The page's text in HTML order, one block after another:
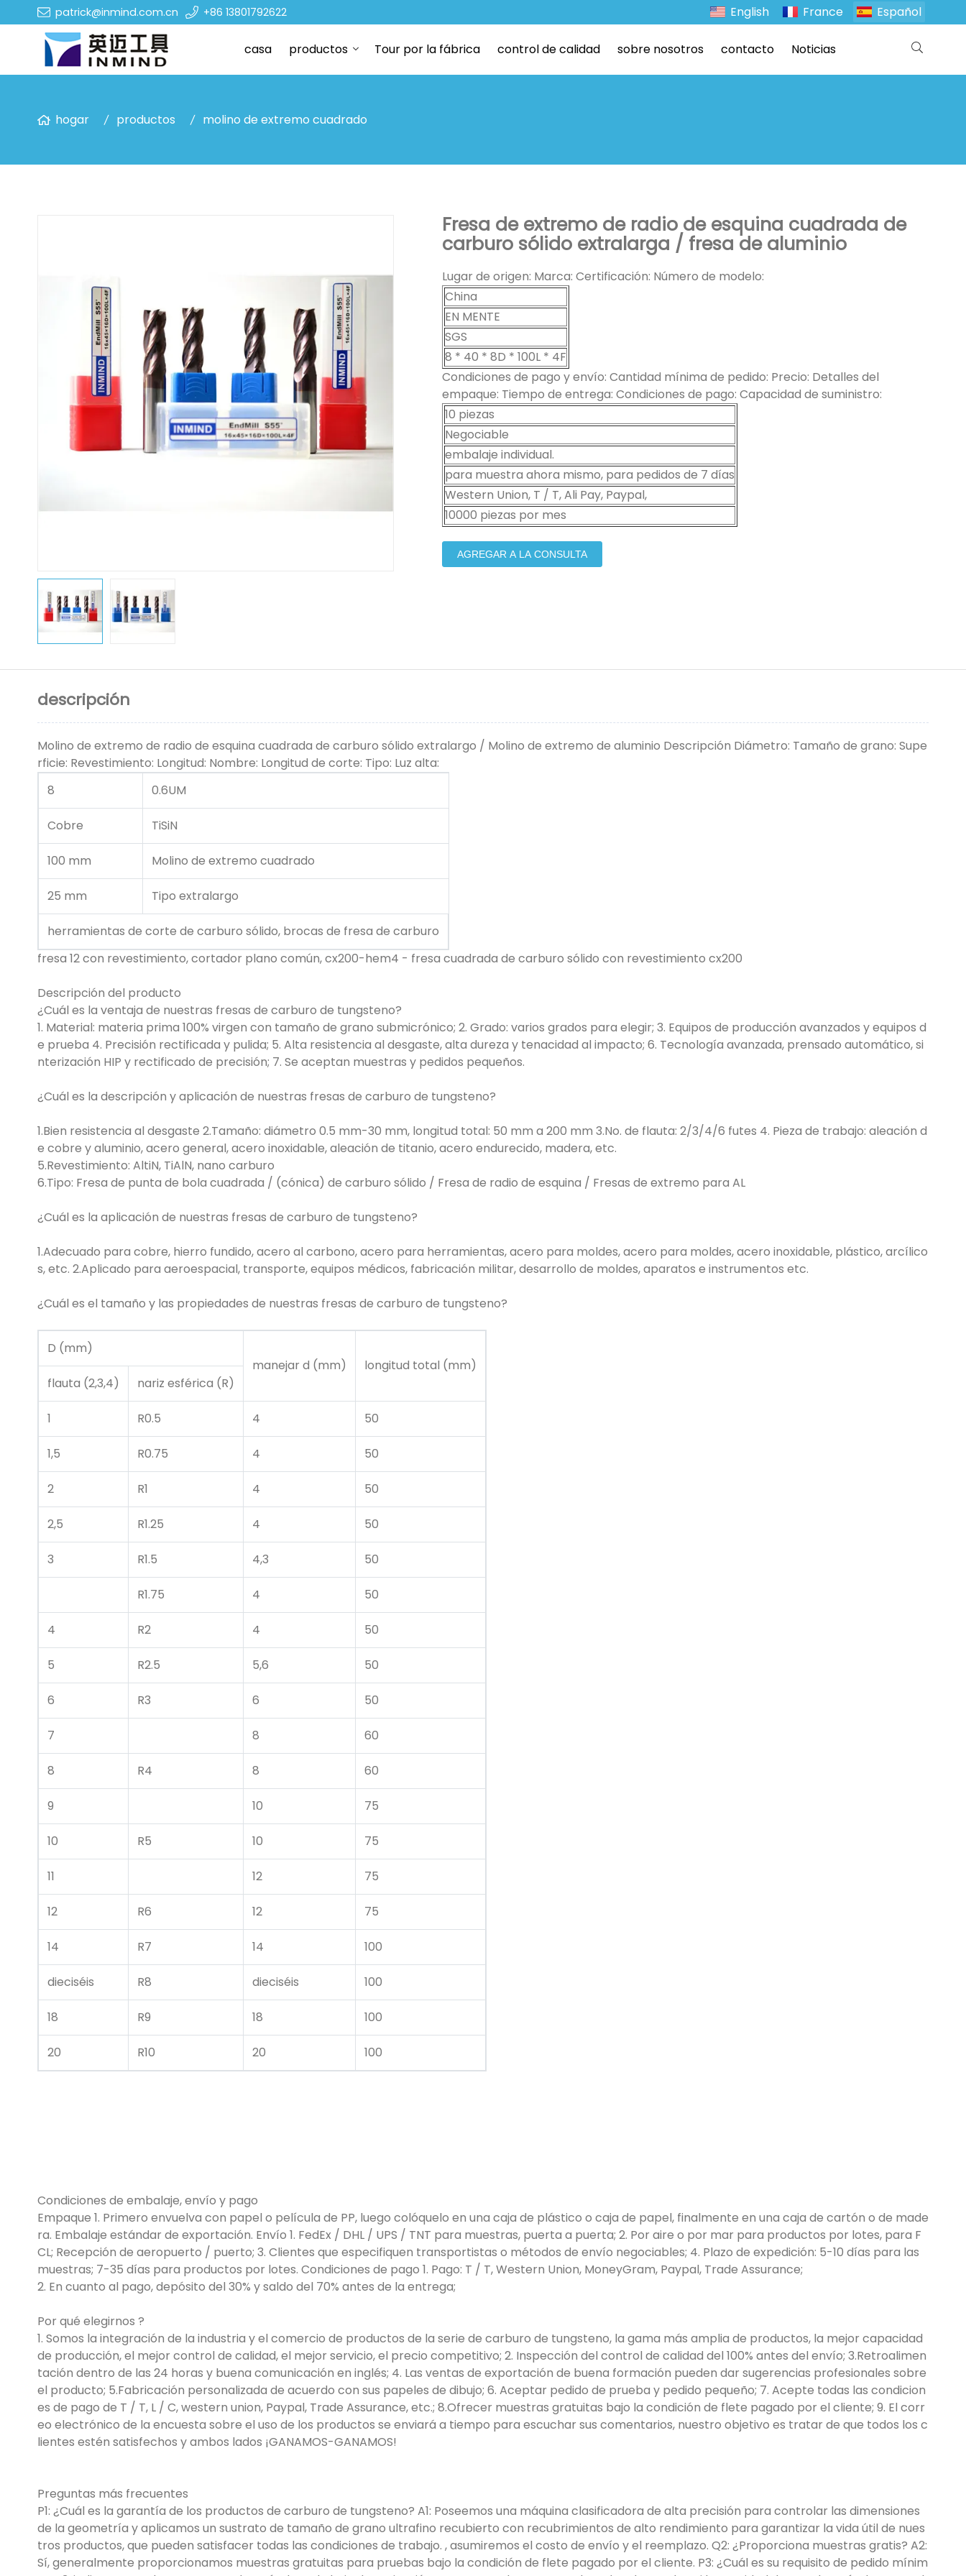
patrick@inmind.com.cn +86 13801792622 English France Español
casa productos Tour por la fábrica control de calidad sobre nosotros contacto Noticias
hogar productos molino de extremo cuadrado
Fresa de extremo de radio de esquina cuadrada de
carburo sólido extralarga / fresa de aluminio
Lugar de origen: Marca: Certificación: Número de modelo:
China
EN MENTE
SGS
8 * 40 * 8D * 100L * 4F
Condiciones de pago y envío: Cantidad mínima de pedido: Precio: Detalles del
empaque: Tiempo de entrega: Condiciones de pago: Capacidad de suministro:
10 piezas
Negociable
embalaje individual.
para muestra ahora mismo, para pedidos de 7 días
Western Union, T / T, Ali Pay, Paypal,
10000 piezas por mes
AGREGAR A LA CONSULTA
descripción
Molino de extremo de radio de esquina cuadrada de carburo sólido extralargo / Molino de extremo de aluminio Descripción Diámetro: Tamaño de grano: Supe
rficie: Revestimiento: Longitud: Nombre: Longitud de corte: Tipo: Luz alta:
8
0.6UM
Cobre TiSiN
100 mm Molino de extremo cuadrado
25 mm Tipo extralargo
herramientas de corte de carburo sólido, brocas de fresa de carburo
fresa 12 con revestimiento, cortador plano común, cx200-hem4 - fresa cuadrada de carburo sólido con revestimiento cx200
Descripción del producto
¿Cuál es la ventaja de nuestras fresas de carburo de tungsteno?
1. Material: materia prima 100% virgen con tamaño de grano submicrónico; 2. Grado: varios grados para elegir; 3. Equipos de producción avanzados y equipos d
e prueba 4. Precisión rectificada y pulida; 5. Alta resistencia al desgaste, alta dureza y tenacidad al impacto; 6. Tecnología avanzada, prensado automático, si
nterización HIP y rectificado de precisión; 7. Se aceptan muestras y pedidos pequeños.
¿Cuál es la descripción y aplicación de nuestras fresas de carburo de tungsteno?
1.Bien resistencia al desgaste 2.Tamaño: diámetro 0.5 mm-30 mm, longitud total: 50 mm a 200 mm 3.No. de flauta: 2/3/4/6 futes 4. Pieza de trabajo: aleación d
e cobre y aluminio, acero general, acero inoxidable, aleación de titanio, acero endurecido, madera, etc.
5.Revestimiento: AltiN, TiAlN, nano carburo
6.Tipo: Fresa de punta de bola cuadrada / (cónica) de carburo sólido / Fresa de radio de esquina / Fresas de extremo para AL
¿Cuál es la aplicación de nuestras fresas de carburo de tungsteno?
1.Adecuado para cobre, hierro fundido, acero al carbono, acero para herramientas, acero para moldes, acero para moldes, acero inoxidable, plástico, arcílico
s, etc. 2.Aplicado para aeroespacial, transporte, equipos médicos, fabricación militar, desarrollo de moldes, aparatos e instrumentos etc.
¿Cuál es el tamaño y las propiedades de nuestras fresas de carburo de tungsteno?
D (mm)
manejar d (mm)
longitud total (mm)
flauta (2,3,4)
nariz esférica (R)
1 R0.5 4 50
1,5 R0.75 4 50
2 R1 4 50
2,5 R1.25 4 50
3 R1.5 4,3 50
R1.75 4 50
4 R2 4 50
5 R2.5 5,6 50
6 R3 6 50
7 8 60
8 R4 8 60
9 10 75
10 R5 10 75
11 12 75
12 R6 12 75
14 R7 14 100
dieciséis R8 dieciséis 100
18 R9 18 100
20 R10 20 100
Condiciones de embalaje, envío y pago
Empaque 1. Primero envuelva con papel o película de PP, luego colóquelo en una caja de plástico o caja de papel, finalmente en una caja de cartón o de made
ra. Embalaje estándar de exportación. Envío 1. FedEx / DHL / UPS / TNT para muestras, puerta a puerta; 2. Por aire o por mar para productos por lotes, para F
CL; Recepción de aeropuerto / puerto; 3. Clientes que especifiquen transportistas o métodos de envío negociables; 4. Plazo de expedición: 5-10 días para las
muestras; 7-35 días para productos por lotes. Condiciones de pago 1. Pago: T / T, Western Union, MoneyGram, Paypal, Trade Assurance;
2. En cuanto al pago, depósito del 30% y saldo del 70% antes de la entrega;
Por qué elegirnos ?
1. Somos la integración de la industria y el comercio de productos de la serie de carburo de tungsteno, la gama más amplia de productos, la mejor capacidad
de producción, el mejor control de calidad, el mejor servicio, el precio competitivo; 2. Inspección del control de calidad del 100% antes del envío; 3.Retroalimen
tación dentro de las 24 horas y buena comunicación en inglés; 4. Las ventas de exportación de buena formación pueden dar sugerencias profesionales sobre
el producto; 5.Fabricación personalizada de acuerdo con sus papeles de dibujo; 6. Aceptar pedido de prueba y pedido pequeño; 7. Acepte todas las condicion
es de pago de T / T, L / C, western union, Paypal, Trade Assurance, etc.; 8.Ofrecer muestras gratuitas bajo la condición de flete pagado por el cliente; 9. El corr
eo electrónico de la encuesta sobre el uso de los productos se enviará a tiempo para escuchar sus comentarios, nuestro objetivo es tratar de que todos los c
lientes estén satisfechos y ambos lados ¡GANAMOS-GANAMOS!
Preguntas más frecuentes
P1: ¿Cuál es la garantía de los productos de carburo de tungsteno? A1: Poseemos una máquina clasificadora de alta precisión para controlar las dimensiones
de la geometría y aplicamos un sustrato de tamaño de grano ultrafino recubierto con recubrimientos de alto rendimiento para garantizar la vida útil de nues
tros productos, que pueden satisfacer todas las condiciones de trabajo. , asumiremos el costo de envío y el reemplazo. Q2: ¿Proporciona muestras gratis? A2:
Sí, generalmente proporcionamos muestras gratuitas para pruebas bajo la condición de flete pagado por el cliente. P3: ¿Cuál es su requisito de pedido mínim